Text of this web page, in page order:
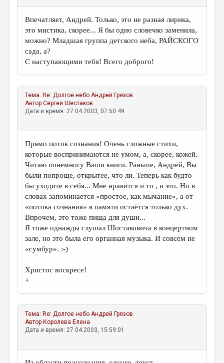
Впечатляет, Андрей. Только, это не разная лирика,
это мистика, скорее... Я бы одно словечко заменила,
можно? Младшая группа детского неба, РАЙСКОГО
сада, а?
С наступающими тебя! Всего доброго!
Тема: Re: Долгое небо Андрей Грязов
АвторСергей Шестаков
Дата и время: 27.04.2003, 07:50:49
Прямо поток сознания! Очень сложные стихи,
которые воспринимаются не умом, а, скорее, кожей.
Читаю понемногу Ваши книги. Раньше, Андрей, Вы
были попроще, открытее, что ли. Теперь как будто
бы уходите в себя... Мне нравится и то , и это. Но в
словах запоминается «простое, как мычание», а от
«потока сознания» в памяти остаётся только дух.
Впрочем, это тоже пища для души...
Я тоже однажды слушал Шостаковича в концертном
зале, но это была его органная музыка. И совсем не
«сумбур». :-)
Христос воскресе!
+
Тема: Re: Долгое небо Андрей Грязов
Автор Королева Елена
Дата и время: 27.04.2003, 15:59:01